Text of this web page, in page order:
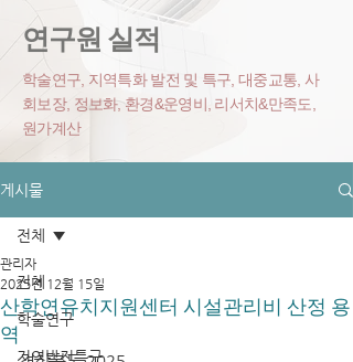
연구원 실적
학술연구, 지역특화 발전 및 특구, 대중교통, 사
회보장, 정보화, 환경&운영비 , 리서치&만족도,
원가계산
게시물
전체
학술연구
지역발전특구
전체
산학연유치지원센터 시설관리비 산정 용
역
관리자
2025년 12월 15일